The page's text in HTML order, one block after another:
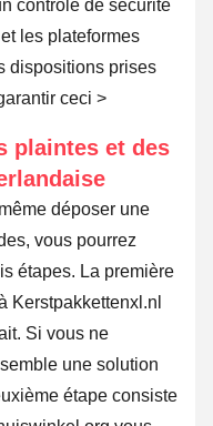
contrôle de sécurité
les plateformes
dispositions prises
ceci >
plaintes et des
déposer une
vous pourrez
étapes. La première
Kerstpakkettenxl.nl
Si vous ne
une solution
étape consiste